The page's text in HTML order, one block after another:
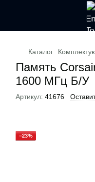
Каталог
Память
1600 МГц Б/У
Артикул: 41676
−23%